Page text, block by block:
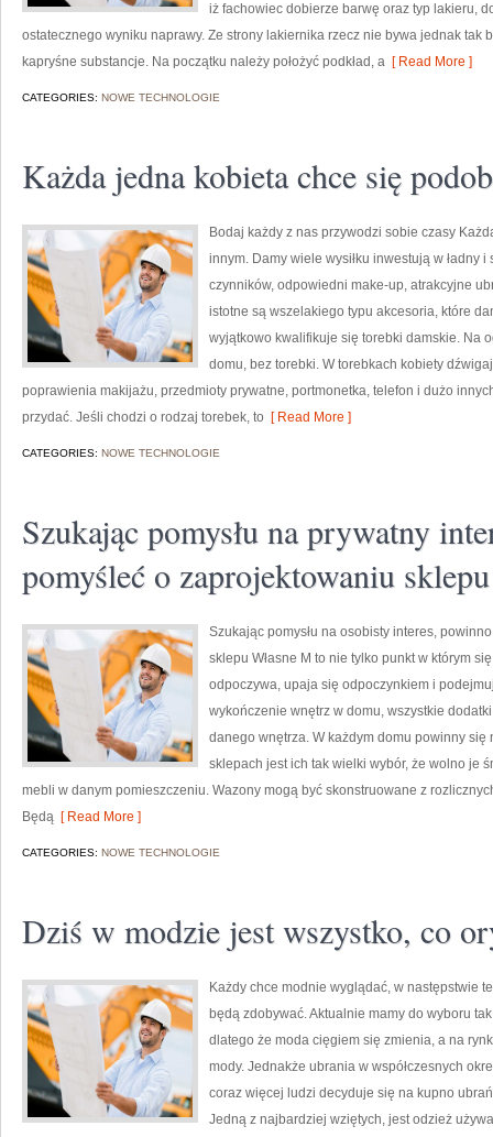
iż fachowiec dobierze barwę oraz typ lakieru,
ostatecznego wyniku naprawy. Ze strony lakiernika rzecz nie bywa jednak tak
kapryśne substancje. Na początku należy położyć podkład, a [ Read More ]
CATEGORIES: NOWE TECHNOLOGIE
Każda jedna kobieta chce się
Bodaj każdy z nas przywodzi sobie czasy
innym. Damy wiele wysiłku inwestują w ładny
czynników, odpowiedni make-up, atrakcyjne
istotne są wszelakiego typu akcesoria, które
wyjątkowo kwalifikuje się torebki damskie. Na
domu, bez torebki. W torebkach kobiety
poprawienia makijażu, przedmioty prywatne, portmonetka, telefon i dużo
przydać. Jeśli chodzi o rodzaj torebek, to [ Read More ]
CATEGORIES: NOWE TECHNOLOGIE
Szukając pomysłu na prywatny
pomyśleć o zaprojektowaniu sklepu
Szukając pomysłu na osobisty interes,
sklepu Własne M to nie tylko punkt w którym
odpoczywa, upaja się odpoczynkiem i
wykończenie wnętrz w domu, wszystkie
danego wnętrza. W każdym domu powinny
sklepach jest ich tak wielki wybór, że wolno je
mebli w danym pomieszczeniu. Wazony mogą być skonstruowane z
Będą [ Read More ]
CATEGORIES: NOWE TECHNOLOGIE
Dziś w modzie jest wszystko, co
Każdy chce modnie wyglądać, w następstwie
będą zdobywać. Aktualnie mamy do wyboru
dlatego że moda cięgiem się zmienia, a na
mody. Jednakże ubrania w współczesnych
coraz więcej ludzi decyduje się na kupno
Jedną z najbardziej wziętych, jest odzież